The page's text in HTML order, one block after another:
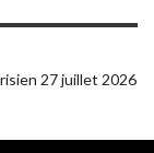
27 juillet 2026